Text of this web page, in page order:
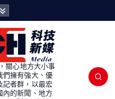
關心地方大小事
們擁有強大、優
記者群，以最宏
內的新聞、地方